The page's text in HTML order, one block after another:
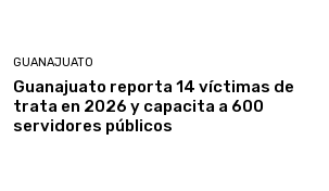
GUANAJUATO
Guanajuato reporta 14 víctimas de
trata en 2026 y capacita a 600
servidores públicos